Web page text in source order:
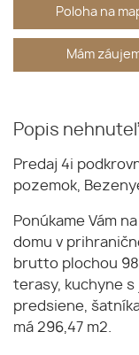
Poloha na
Mám
Popis
Predaj 4i
pozemok,
Ponúkame Vám
domu v
brutto plochou
terasy, kuchyne s
predsiene,
má 296,47 m2.